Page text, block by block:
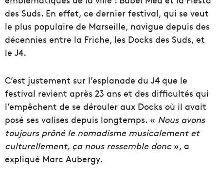
des Suds. En effet, ce dernier festival, qui se veut
le plus populaire de Marseille, navigue depuis des
décennies entre la Friche, les Docks des Suds, et
le J4.
C’est justement sur l’esplanade du J4 que le
festival revient après 23 ans et des difficultés qui
l’empêchent de se dérouler aux Docks où il avait
posé ses valises depuis longtemps. « Nous avons
toujours prôné le nomadisme musicalement et
culturellement, ça nous ressemble donc», a
expliqué Marc Aubergy.